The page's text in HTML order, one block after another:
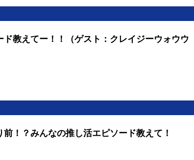
教えてー！！（ゲスト：クレイジーウォウウ
！？みんなの推し活エピソード教えて！